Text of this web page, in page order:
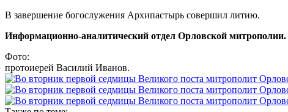
В завершение богослужения Архипастырь совершил литию.
Информационно-аналитический отдел Орловской митрополии.
Фото:
протоиерей Василий Иванов.